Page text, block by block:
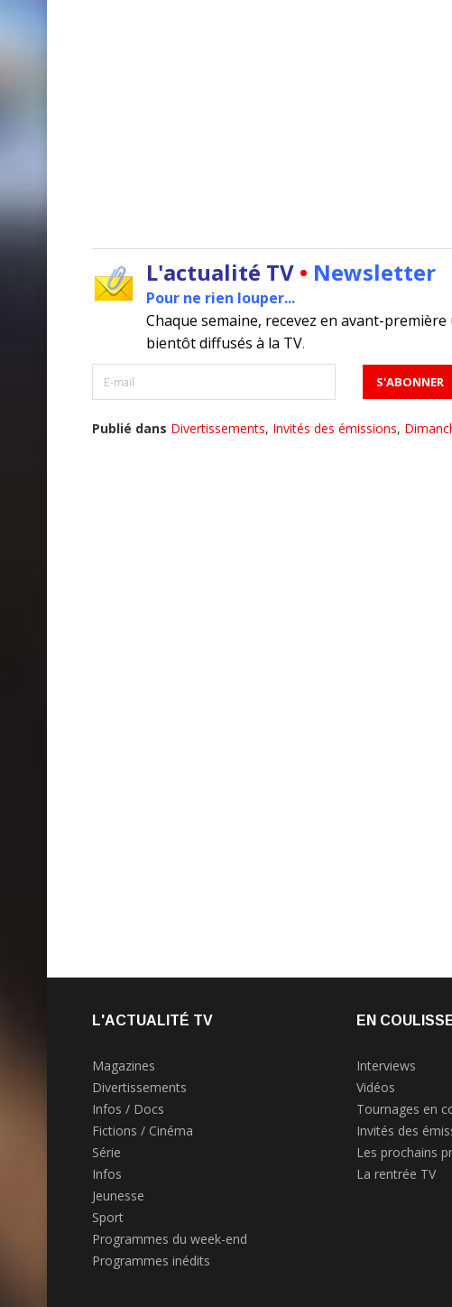
L'actualité TV • Newsletter
Pour ne rien louper...
Chaque semaine, recevez en avant-
bientôt diffusés à la TV.
Publié dans Divertissements, Invités des émissions,
L'ACTUALITÉ TV
Magazines
Divertissements
Infos / Docs
Fictions / Cinéma
Série
Infos
Jeunesse
Sport
Programmes du week-end
Programmes inédits
EN
Interviews
Vidéos
Tournages en
Invités des
Les prochains
La rentrée TV